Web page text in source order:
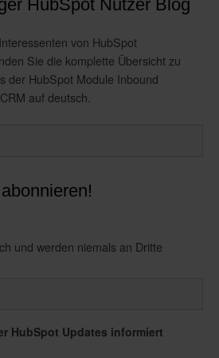
HubSpot Nutzer Blog
von HubSpot
Sie die komplette Übersicht zu
der HubSpot Module Inbound
auf deutsch.
und werden niemals an Dritte
HubSpot Updates informiert